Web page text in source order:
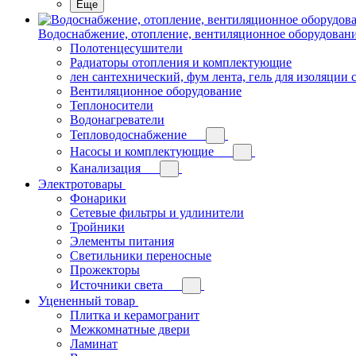
Еще
Водоснабжение, отопление, вентиляционное
Полотенцесушители
Радиаторы отопления и комплектующие
лен сантехнический, фум лента, гель для изоляции
Вентиляционное оборудование
Теплоносители
Водонагреватели
Тепловодоснабжение
Насосы и комплектующие
Канализация
Электротовары
Фонарики
Сетевые фильтры и удлинители
Тройники
Элементы питания
Светильники переносные
Прожекторы
Источники света
Уцененный товар
Плитка и керамогранит
Межкомнатные двери
Ламинат